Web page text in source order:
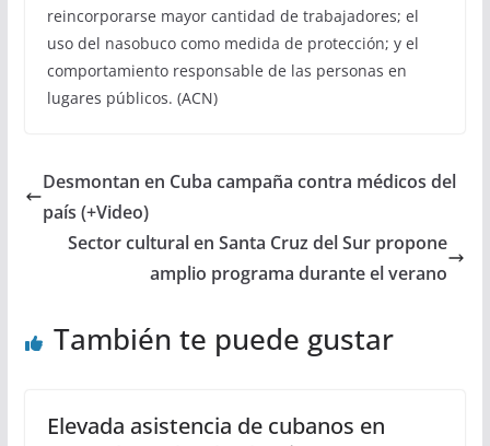
reincorporarse mayor cantidad de trabajadores; el
uso del nasobuco como medida de protección; y el
comportamiento responsable de las personas en
lugares públicos. (ACN)
Desmontan en Cuba campaña contra médicos del
país (+Video)
Sector cultural en Santa Cruz del Sur propone
amplio programa durante el verano
También te puede gustar
Elevada asistencia de cubanos en